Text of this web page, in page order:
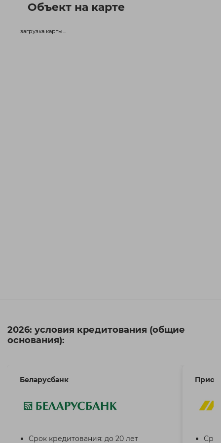
Объект на карте
загрузка карты...
2026: условия кредитования (общие
основания):
Беларусбанк
Срок кредитования: до 20 лет